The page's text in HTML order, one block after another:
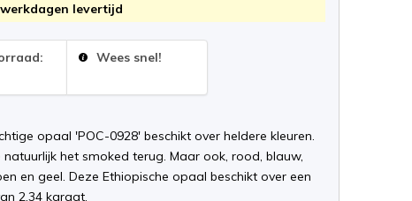
levertijd
Wees snel!
opaal 'POC-0928' beschikt over heldere kleuren.
natuurlijk het smoked terug. Maar ook, rood, blauw,
en geel. Deze Ethiopische opaal beschikt over een
2.34 karaat.